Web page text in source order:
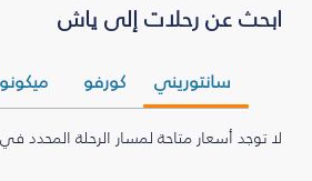
ابحث عن رحلات إلى ياش
سانتوريني كورفو
لا توجد أسعار متاحة لمسار الرحلة المحدد